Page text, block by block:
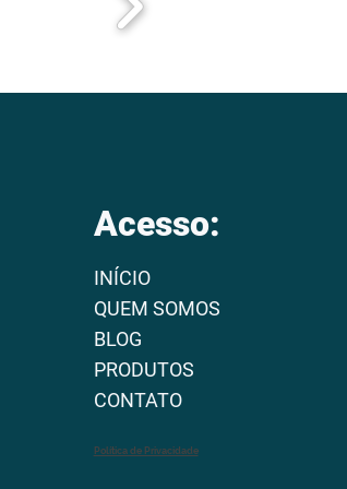
Acesso:
INÍCIO
QUEM SOMOS
BLOG
PRODUTOS
CONTATO
Política de Privacidade